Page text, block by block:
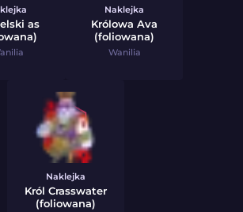
as
Naklejka
Królowa Ava
(foliowana)
Wanilia
Naklejka
Król Crasswater
(foliowana)